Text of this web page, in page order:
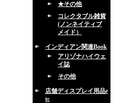
★その他
コレクタブル雑貨
(ノンネイティブ
メイド）
インディアン関連Book
アリゾナハイウェ
イ誌
その他
店舗ディスプレイ用品e
tc